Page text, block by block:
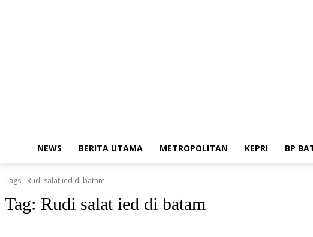
NEWS BERITA UTAMA METROPOLITAN KEPRI BP
Tags Rudi salat ied di batam
Tag: Rudi salat ied di batam